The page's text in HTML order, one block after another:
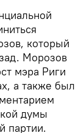
который
Морозов
мэра Риги
а также был
думы
партии.